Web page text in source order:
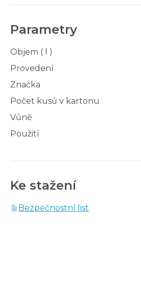
Parametry
Objem ( l )
Provedení
Značka
Počet kusů v kartonu
Vůně
Použití
Ke stažení
Bezpečnostní list